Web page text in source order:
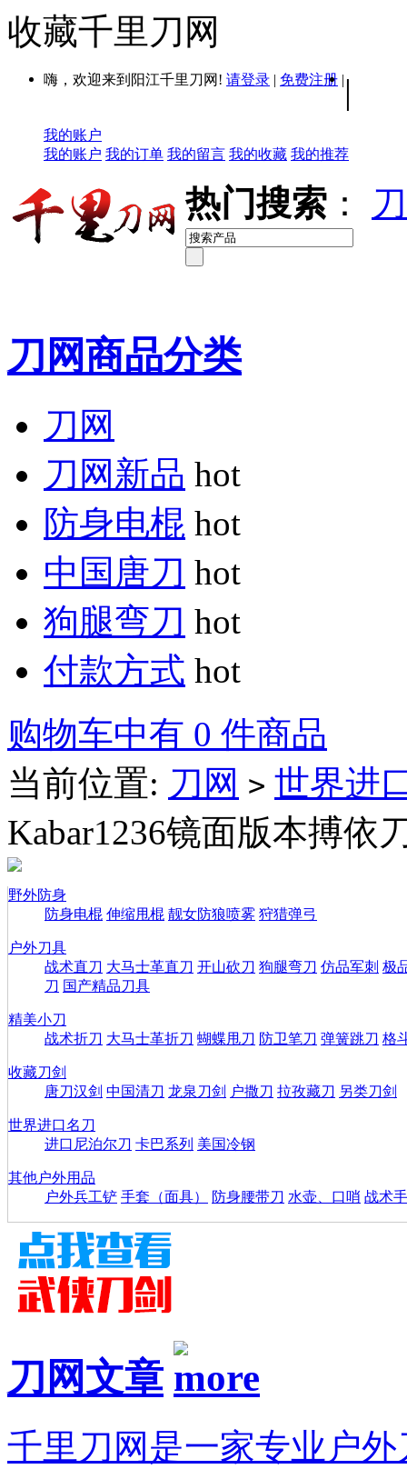
收藏千里刀网
嗨，欢迎来到阳江千里刀网! 请登录 | 免费注册 | |
我的账户
我的账户 我的订单 我的留言 我的收藏 我的推荐
热门搜索 ：
刀网商品分类
刀网
刀网新品 hot
防身电棍 hot
中国唐刀 hot
狗腿弯刀 hot
付款方式 hot
购物车中有 0 件商品
当前位置: 刀网 > 世界进
Kabar1236镜面版本搏依
野外防身
防身电棍 伸缩甩棍 靓女防狼喷雾 狩猎弹弓
户外刀具
战术直刀 大马士革直刀 开山砍刀 狗腿弯刀 仿品军刺 极
刀 国产精品刀具
精美小刀
战术折刀 大马士革折刀 蝴蝶甩刀 防卫笔刀 弹簧跳刀 格
收藏刀剑
唐刀汉剑 中国清刀 龙泉刀剑 户撒刀 拉孜藏刀 另类刀剑
世界进口名刀
进口尼泊尔刀 卡巴系列 美国冷钢
其他户外用品
户外兵工铲 手套（面具） 防身腰带刀 水壶、口哨 战术
刀网文章
千里刀网是一家专业户